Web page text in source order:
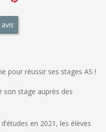
pour réussir ses stages AS !
son stage auprès des
en 2021, les élèves